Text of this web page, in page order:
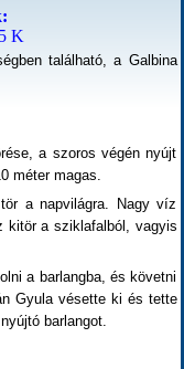
K
található, a Galbina
a szoros végén nyújt
méter magas.
a napvilágra. Nagy víz
kitör a sziklafalból, vagyis
a barlangba, és követni
Gyula vésette ki és tette
barlangot.